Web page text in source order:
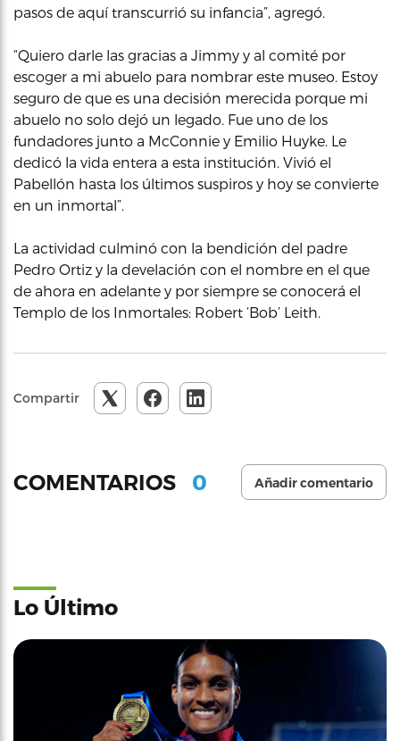
pasos de aquí transcurrió su infancia”, agregó.
“Quiero darle las gracias a Jimmy y al comité por
escoger a mi abuelo para nombrar este museo. Estoy
seguro de que es una decisión merecida porque mi
abuelo no solo dejó un legado. Fue uno de los
fundadores junto a McConnie y Emilio Huyke. Le
dedicó la vida entera a esta institución. Vivió el
Pabellón hasta los últimos suspiros y hoy se convierte
en un inmortal”.
La actividad culminó con la bendición del padre
Pedro Ortiz y la develación con el nombre en el que
de ahora en adelante y por siempre se conocerá el
Templo de los Inmortales: Robert ‘Bob’ Leith.
Compartir
COMENTARIOS 0 Añadir comentario
Lo Último